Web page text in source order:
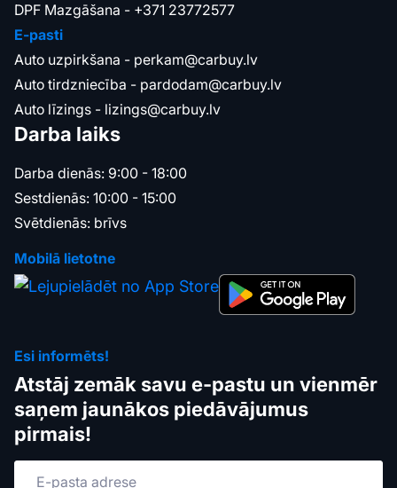
DPF Mazgāšana - +371 23772577
E-pasti
Auto uzpirkšana - perkam@carbuy.lv
Auto tirdzniecība - pardodam@carbuy.lv
Auto līzings - lizings@carbuy.lv
Darba laiks
Darba dienās: 9:00 - 18:00
Sestdienās: 10:00 - 15:00
Svētdienās: brīvs
Mobilā lietotne
Esi informēts!
Atstāj zemāk savu e-pastu un vienmēr
saņem jaunākos piedāvājumus
pirmais!